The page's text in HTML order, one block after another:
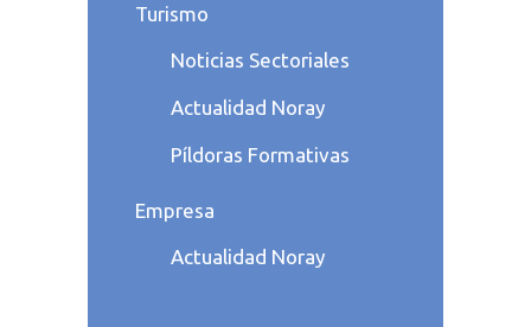
Turismo
Noticias Sectoriales
Actualidad Noray
Píldoras Formativas
Empresa
Actualidad Noray